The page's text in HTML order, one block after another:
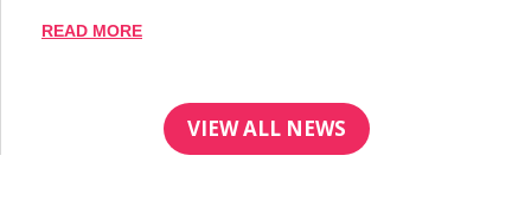
READ MORE
VIEW ALL NEWS